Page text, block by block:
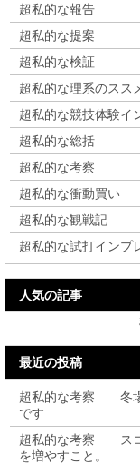
超私的な報告
超私的な提案
超私的な検証
超私的な理系のスス
超私的な競技体験イ
超私的な総括
超私的な考察
超私的な衝動買い
超私的な観戦記
超私的な試打インプ
人気の記事
最近の投稿
超私的な考察 冬場
です
超私的な考察 スコ
を増やすこと。